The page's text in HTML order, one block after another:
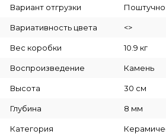
Вариант отгрузки Поштучно
Вариативность цвета <>
Вес коробки 10.9 кг
Воспроизведение Камень
Высота 30 см
Глубина 8 мм
Категория